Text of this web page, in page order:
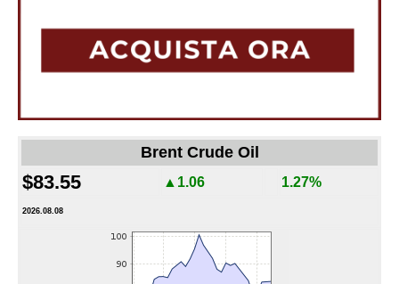
Brent Crude Oil
$83.55 ▲1.06 1.27%
2026.08.08